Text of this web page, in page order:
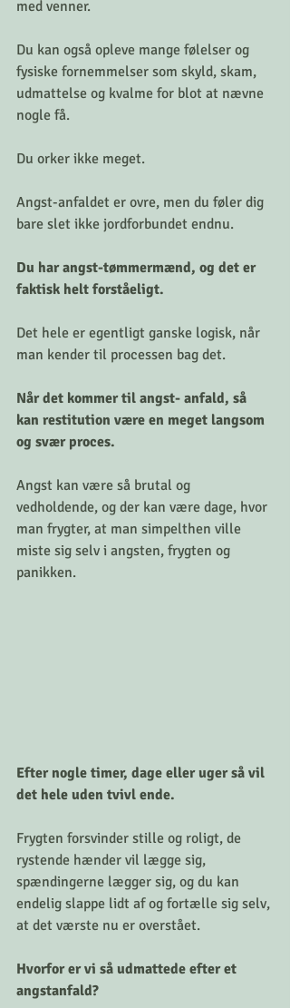
med venner.
Du kan også opleve mange følelser og
fysiske fornemmelser som skyld, skam,
udmattelse og kvalme for blot at nævne
nogle få.
Du orker ikke meget.
Angst-anfaldet er ovre, men du føler dig
bare slet ikke jordforbundet endnu.
Du har angst-tømmermænd, og det er
faktisk helt forståeligt.
Det hele er egentligt ganske logisk, når
man kender til processen bag det.
Når det kommer til angst- anfald, så
kan restitution være en meget langsom
og svær proces.
Angst kan være så brutal og
vedholdende, og der kan være dage, hvor
man frygter, at man simpelthen ville
miste sig selv i angsten, frygten og
panikken.
Efter nogle timer, dage eller uger så vil
det hele uden tvivl ende.
Frygten forsvinder stille og roligt, de
rystende hænder vil lægge sig,
spændingerne lægger sig, og du kan
endelig slappe lidt af og fortælle sig selv,
at det værste nu er overstået.
Hvorfor er vi så udmattede efter et
angstanfald?